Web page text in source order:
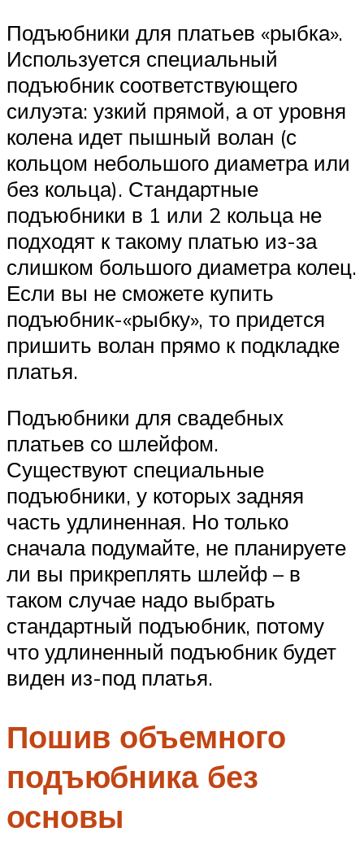
Подъюбники для платьев «рыбка».
Используется специальный
подъюбник соответствующего
силуэта: узкий прямой, а от уровня
колена идет пышный волан (с
кольцом небольшого диаметра или
без кольца). Стандартные
подъюбники в 1 или 2 кольца не
подходят к такому платью из-за
слишком большого диаметра колец.
Если вы не сможете купить
подъюбник-«рыбку», то придется
пришить волан прямо к подкладке
платья.
Подъюбники для свадебных
платьев со шлейфом.
Существуют специальные
подъюбники, у которых задняя
часть удлиненная. Но только
сначала подумайте, не планируете
ли вы прикреплять шлейф – в
таком случае надо выбрать
стандартный подъюбник, потому
что удлиненный подъюбник будет
виден из-под платья.
Пошив объемного
подъюбника без
основы